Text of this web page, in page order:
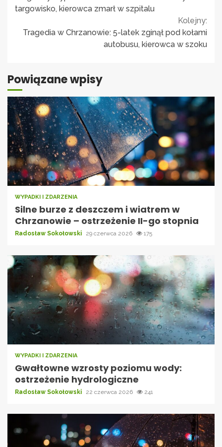
Reading
targowisko, kierowca zmarł w szpitalu
Kolejny:
Tragedia w Chrzanowie: 5-latek zginął pod kołami
autobusu, kierowca w szoku
Powiązane wpisy
WYPADKI I ZDARZENIA
Silne burze z deszczem i wiatrem w
Chrzanowie – ostrzeżenie II-go stopnia
Radosław Sokołowski 29 czerwca 2026 175
WYPADKI I ZDARZENIA
Gwałtowne wzrosty poziomu wody:
ostrzeżenie hydrologiczne
Radosław Sokołowski 22 czerwca 2026 241